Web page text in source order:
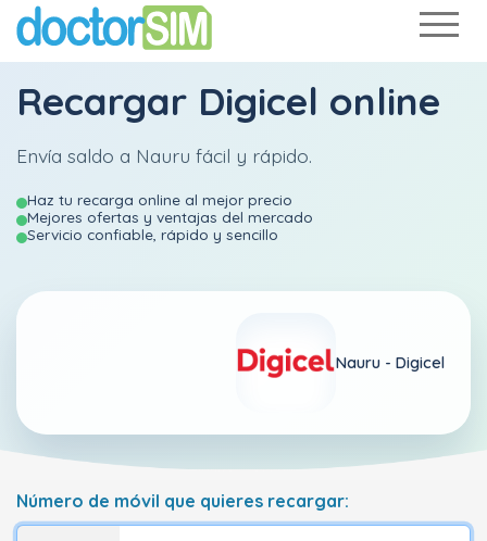
Recargar Digicel online
Envía saldo a Nauru fácil y rápido.
Haz tu recarga online al mejor precio
Mejores ofertas y ventajas del mercado
Servicio confiable, rápido y sencillo
Nauru - Digicel
Número de móvil que quieres recargar: